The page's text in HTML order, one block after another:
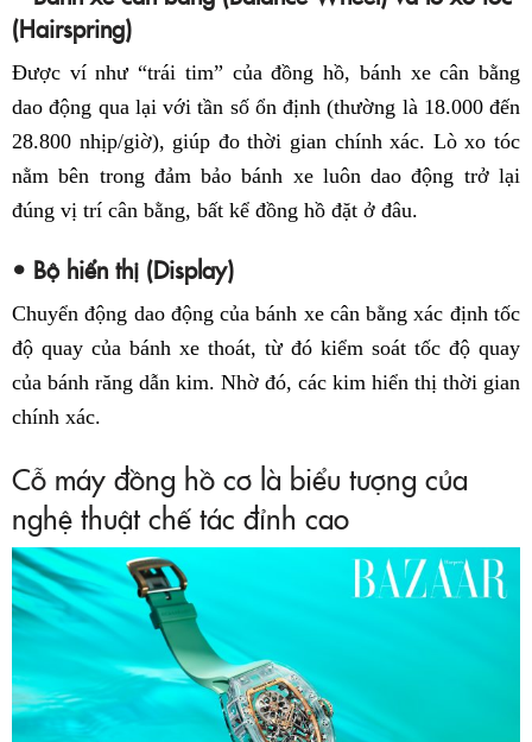
(Hairspring)
Được ví như “trái tim” của đồng hồ, bánh xe cân bằng
dao động qua lại với tần số ổn định (thường là 18.000 đến
28.800 nhịp/giờ), giúp đo thời gian chính xác. Lò xo tóc
nằm bên trong đảm bảo bánh xe luôn dao động trở lại
đúng vị trí cân bằng, bất kể đồng hồ đặt ở đâu.
• Bộ hiển thị (Display)
Chuyển động dao động của bánh xe cân bằng xác định tốc
độ quay của bánh xe thoát, từ đó kiểm soát tốc độ quay
của bánh răng dẫn kim. Nhờ đó, các kim hiển thị thời gian
chính xác.
Cỗ máy đồng hồ cơ là biểu tượng của
nghệ thuật chế tác đỉnh cao